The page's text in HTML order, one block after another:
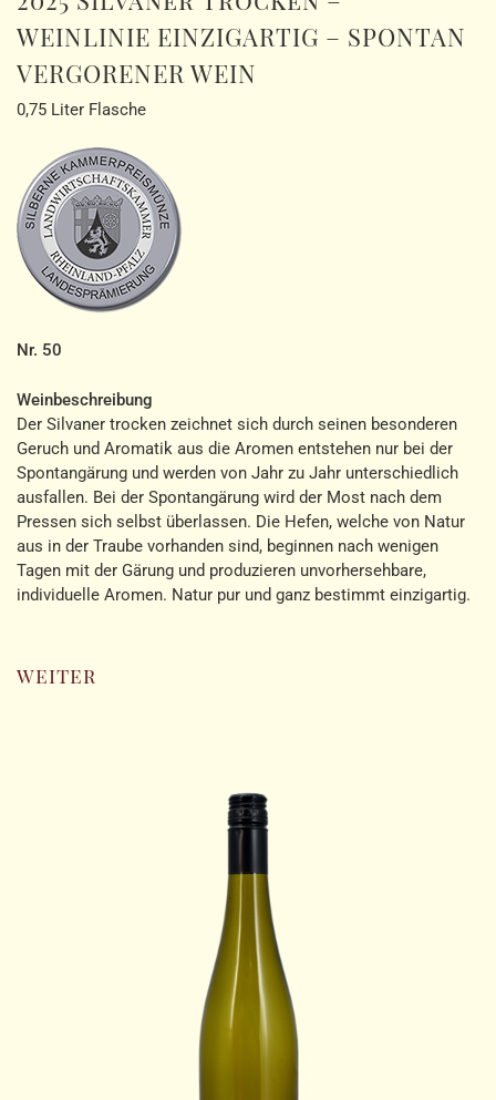
WEINLINIE EINZIGARTIG – SPONTAN
VERGORENER WEIN
0,75 Liter Flasche
Nr. 50
Weinbeschreibung
Der Silvaner trocken zeichnet sich durch seinen besonderen
Geruch und Aromatik aus die Aromen entstehen nur bei der
Spontangärung und werden von Jahr zu Jahr unterschiedlich
ausfallen. Bei der Spontangärung wird der Most nach dem
Pressen sich selbst überlassen. Die Hefen, welche von Natur
aus in der Traube vorhanden sind, beginnen nach wenigen
Tagen mit der Gärung und produzieren unvorhersehbare,
individuelle Aromen. Natur pur und ganz bestimmt einzigartig.
weiter